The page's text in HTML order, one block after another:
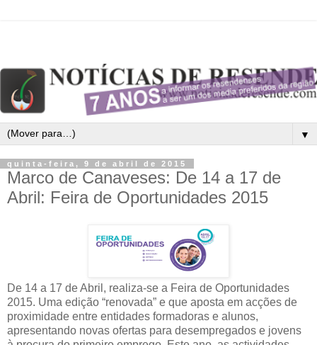
▼
quinta-feira, 9 de abril de 2015
Marco de Canaveses: De 14 a 17 de
Abril: Feira de Oportunidades 2015
De 14 a 17 de Abril, realiza-se a Feira de Oportunidades
2015. Uma edição “renovada” e que aposta em acções de
proximidade entre entidades formadoras e alunos,
apresentando novas ofertas para desempregados e jovens